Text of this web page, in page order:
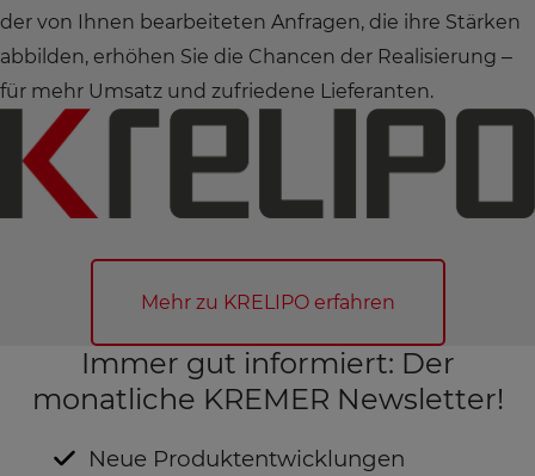
der von Ihnen bearbeiteten Anfragen, die ihre Stärken
abbilden, erhöhen Sie die Chancen der Realisierung –
für mehr Umsatz und zufriedene Lieferanten.
Mehr zu KRELIPO erfahren
Immer gut informiert: Der
monatliche KREMER Newsletter!
Neue Produktentwicklungen